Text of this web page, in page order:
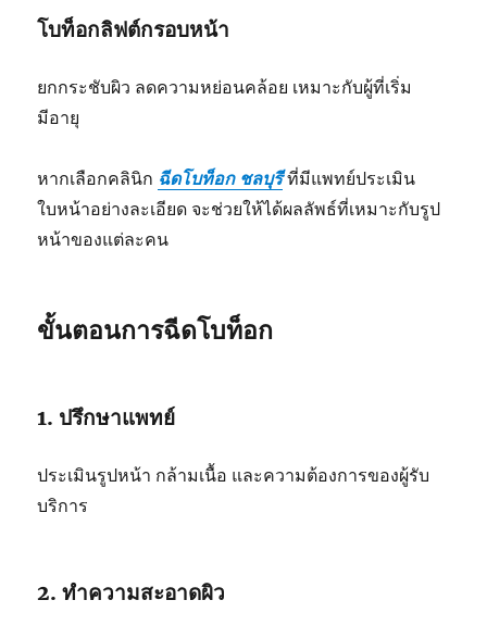
โบท็อกลิฟต์กรอบหน้า
ยกกระชับผิว ลดความหย่อนคล้อย เหมาะกับผู้ที่เริ่ม
มีอายุ
หากเลือกคลินิก ฉีดโบท็อก ชลบุรีที่มีแพทย์ประเมิน
ใบหน้าอย่างละเอียด จะช่วยให้ได้ผลลัพธ์ที่เหมาะกับรูป
หน้าของแต่ละคน
ขั้นตอนการฉีดโบท็อก
1. ปรึกษาแพทย์
ประเมินรูปหน้า กล้ามเนื้อ และความต้องการของผู้รับ
บริการ
2. ทำความสะอาดผิว